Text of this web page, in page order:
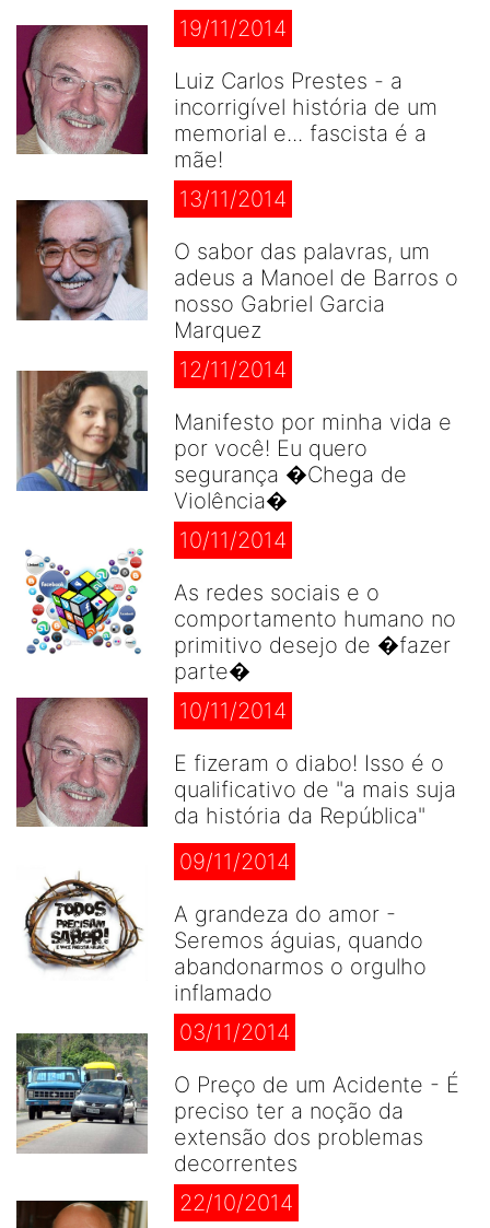
19/11/2014
Luiz Carlos Prestes - a
incorrigível história de um
memorial e... fascista é a
mãe!
13/11/2014
O sabor das palavras, um
adeus a Manoel de Barros o
nosso Gabriel Garcia
Marquez
12/11/2014
Manifesto por minha vida e
por você! Eu quero
segurança �Chega de
Violência�
10/11/2014
As redes sociais e o
comportamento humano no
primitivo desejo de �fazer
parte�
10/11/2014
E fizeram o diabo! Isso é o
qualificativo de "a mais suja
da história da República"
09/11/2014
A grandeza do amor -
Seremos águias, quando
abandonarmos o orgulho
inflamado
03/11/2014
O Preço de um Acidente - É
preciso ter a noção da
extensão dos problemas
decorrentes
22/10/2014